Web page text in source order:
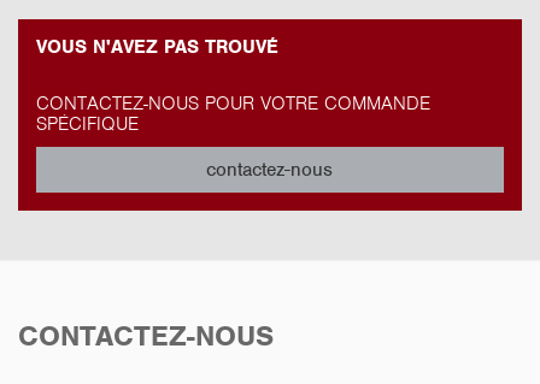
VOUS N'AVEZ PAS TROUVÉ
CONTACTEZ-NOUS POUR VOTRE COMMANDE
SPÉCIFIQUE
contactez-nous
CONTACTEZ-NOUS